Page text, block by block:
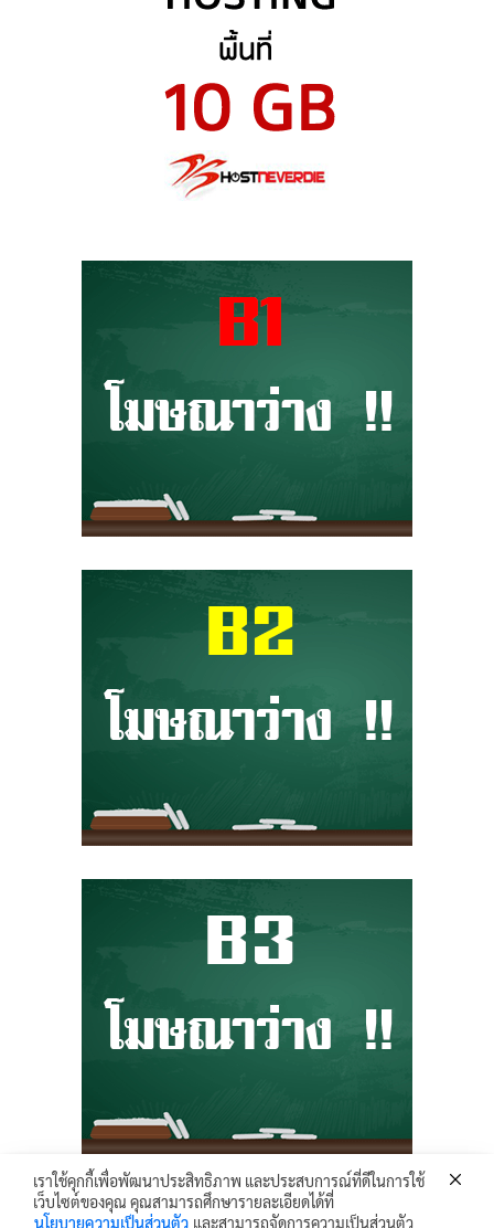
Krunhongonline.com © 2017 - All Rights Reserved.
เราใช้คุกกี้เพื่อพัฒนาประสิทธิภาพ และประสบการณ์ที่ดีในการใช้
เว็บไซต์ของคุณ คุณสามารถศึกษารายละเอียดได้ที่
นโยบายความเป็นส่วนตัว และสามารถจัดการความเป็นส่วนตัว